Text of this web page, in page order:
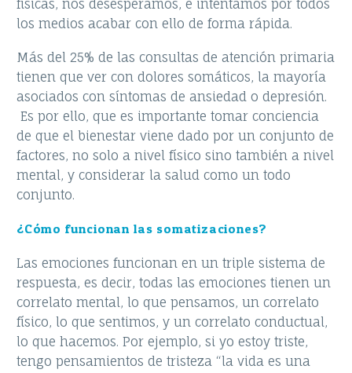
físicas, nos desesperamos, e intentamos por todos
los medios acabar con ello de forma rápida.
Más del 25% de las consultas de atención primaria
tienen que ver con dolores somáticos, la mayoría
asociados con síntomas de ansiedad o depresión.
Es por ello, que es importante tomar conciencia
de que el bienestar viene dado por un conjunto de
factores, no solo a nivel físico sino también a nivel
mental, y considerar la salud como un todo
conjunto.
¿Cómo funcionan las somatizaciones?
Las emociones funcionan en un triple sistema de
respuesta, es decir, todas las emociones tienen un
correlato mental, lo que pensamos, un correlato
físico, lo que sentimos, y un correlato conductual,
lo que hacemos. Por ejemplo, si yo estoy triste,
tengo pensamientos de tristeza “la vida es una